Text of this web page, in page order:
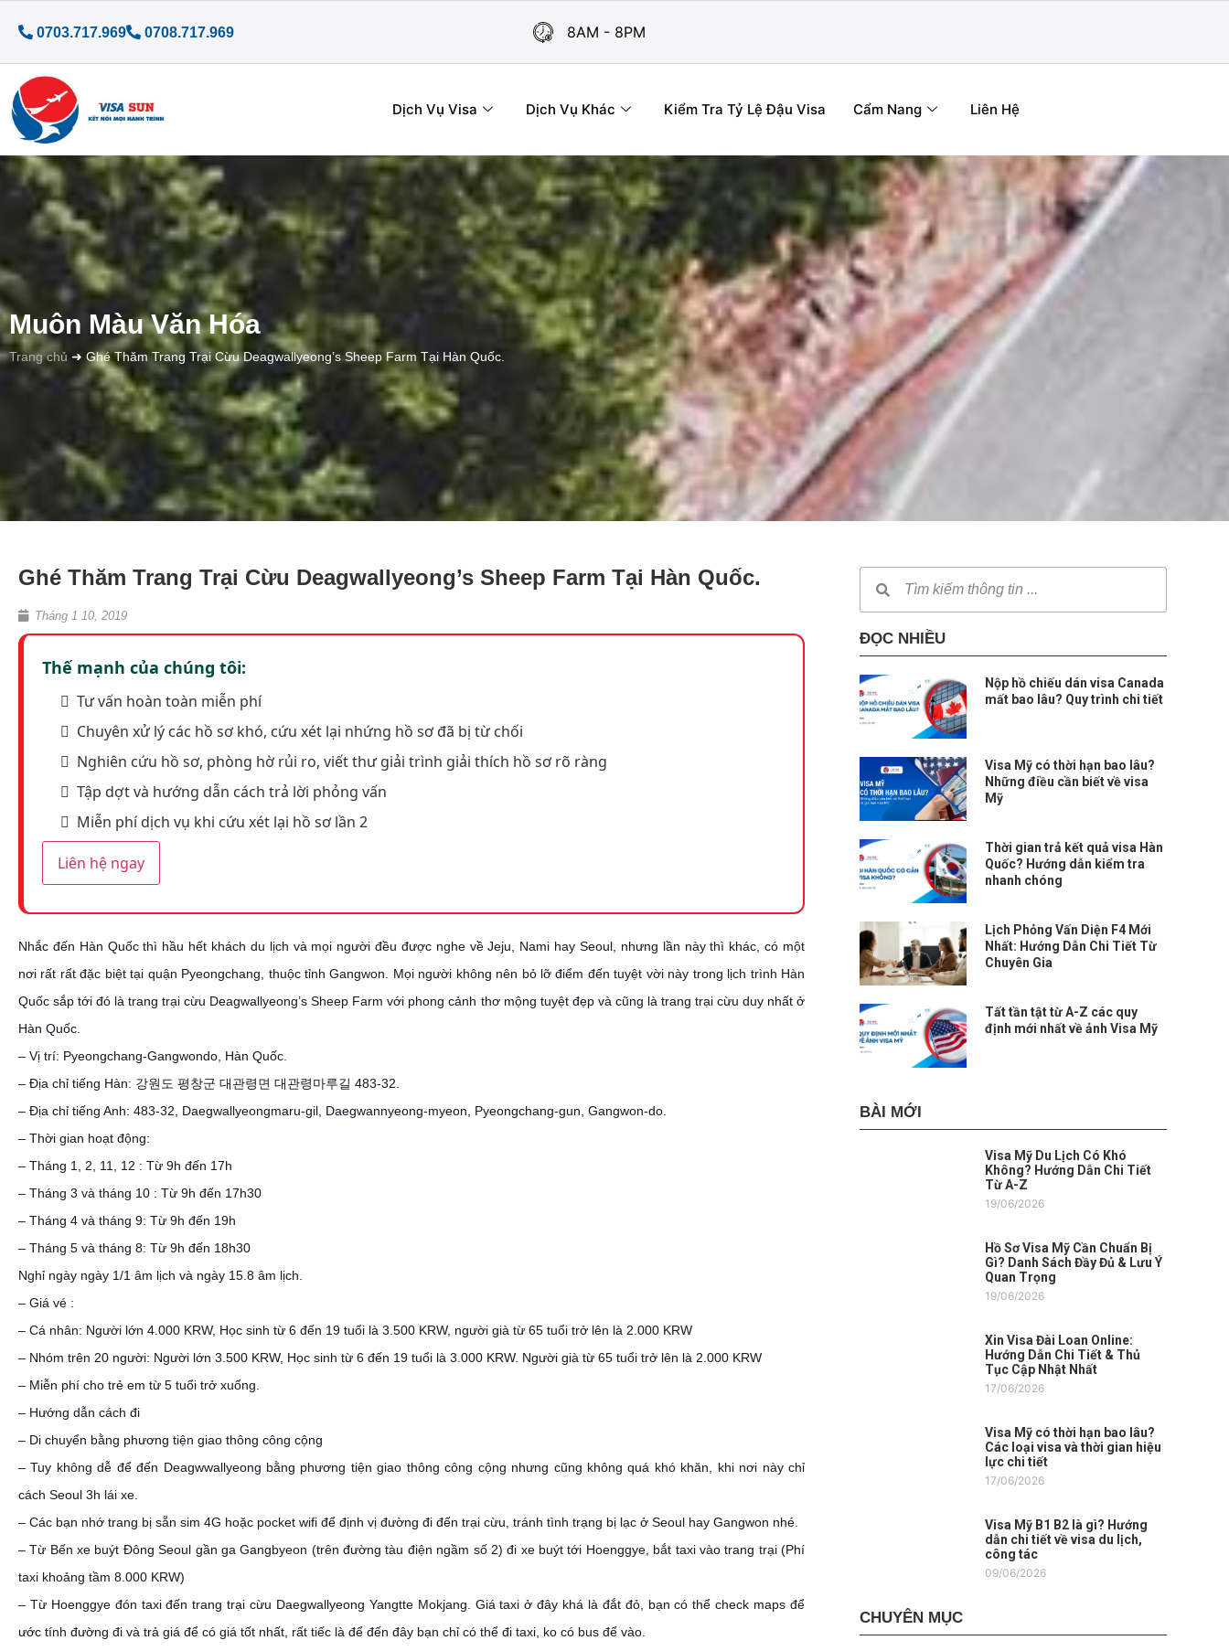
0703.717.969 0708.717.969 8AM - 8PM
Dịch Vụ Visa Dịch Vụ Khác Kiểm Tra Tỷ Lệ Đậu Visa Cẩm Nang Liên Hệ
Muôn Màu Văn Hóa
Trang chủ ➜ Ghé Thăm Trang Trại Cừu Deagwallyeong’s Sheep Farm Tại Hàn Quốc.
Ghé Thăm Trang Trại Cừu Deagwallyeong’s Sheep Farm Tại Hàn Quốc.
Tháng 1 10, 2019
Thế mạnh của chúng tôi:
Tư vấn hoàn toàn miễn phí
Chuyên xử lý các hồ sơ khó, cứu xét lại nhứng hồ sơ đã bị từ chối
Nghiên cứu hồ sơ, phòng hờ rủi ro, viết thư giải trình giải thích hồ sơ rõ ràng
Tập dợt và hướng dẫn cách trả lời phỏng vấn
Miễn phí dịch vụ khi cứu xét lại hồ sơ lần 2
Liên hệ ngay
Nhắc đến Hàn Quốc thì hầu hết khách du lịch và mọi người đều được nghe về Jeju, Nami hay Seoul, nhưng lần này thì khác, có một
nơi rất rất đặc biệt tại quận Pyeongchang, thuộc tỉnh Gangwon. Mọi người không nên bỏ lỡ điểm đến tuyệt vời này trong lịch trình Hàn
Quốc sắp tới đó là trang trại cừu Deagwallyeong’s Sheep Farm với phong cảnh thơ mộng tuyệt đẹp và cũng là trang trại cừu duy nhất ở
Hàn Quốc.
– Vị trí: Pyeongchang-Gangwondo, Hàn Quốc.
– Địa chỉ tiếng Hàn: 강원도 평창군 대관령면 대관령마루길 483-32.
– Địa chỉ tiếng Anh: 483-32, Daegwallyeongmaru-gil, Daegwannyeong-myeon, Pyeongchang-gun, Gangwon-do.
– Thời gian hoạt động:
– Tháng 1, 2, 11, 12 : Từ 9h đến 17h
– Tháng 3 và tháng 10 : Từ 9h đến 17h30
– Tháng 4 và tháng 9: Từ 9h đến 19h
– Tháng 5 và tháng 8: Từ 9h đến 18h30
Nghỉ ngày ngày 1/1 âm lịch và ngày 15.8 âm lịch.
– Giá vé :
– Cá nhân: Người lớn 4.000 KRW, Học sinh từ 6 đến 19 tuổi là 3.500 KRW, người già từ 65 tuổi trở lên là 2.000 KRW
– Nhóm trên 20 người: Người lớn 3.500 KRW, Học sinh từ 6 đến 19 tuổi là 3.000 KRW. Người già từ 65 tuổi trở lên là 2.000 KRW
– Miễn phí cho trẻ em từ 5 tuổi trở xuống.
– Hướng dẫn cách đi
– Di chuyển bằng phương tiện giao thông công cộng
– Tuy không dễ để đến Deagwwallyeong bằng phương tiện giao thông công cộng nhưng cũng không quá khó khăn, khi nơi này chỉ
cách Seoul 3h lái xe.
– Các bạn nhớ trang bị sẵn sim 4G hoặc pocket wifi để định vị đường đi đến trại cừu, tránh tình trạng bị lạc ở Seoul hay Gangwon nhé.
– Từ Bến xe buýt Đông Seoul gần ga Gangbyeon (trên đường tàu điện ngầm số 2) đi xe buýt tới Hoenggye, bắt taxi vào trang trại (Phí
taxi khoảng tầm 8.000 KRW)
– Từ Hoenggye đón taxi đến trang trại cừu Daegwallyeong Yangtte Mokjang. Giá taxi ở đây khá là đắt đỏ, bạn có thể check maps để
ước tính đường đi và trả giá để có giá tốt nhất, rất tiếc là để đến đây bạn chỉ có thể đi taxi, ko có bus để vào.
ĐỌC NHIỀU
Nộp hồ chiếu dán visa Canada
mất bao lâu? Quy trình chi tiết
Visa Mỹ có thời hạn bao lâu?
Những điều cần biết về visa
Mỹ
Thời gian trả kết quả visa Hàn
Quốc? Hướng dẫn kiểm tra
nhanh chóng
Lịch Phỏng Vấn Diện F4 Mới
Nhất: Hướng Dẫn Chi Tiết Từ
Chuyên Gia
Tất tần tật từ A-Z các quy
định mới nhất về ảnh Visa Mỹ
BÀI MỚI
Visa Mỹ Du Lịch Có Khó
Không? Hướng Dẫn Chi Tiết
Từ A-Z
19/06/2026
Hồ Sơ Visa Mỹ Cần Chuẩn Bị
Gì? Danh Sách Đầy Đủ & Lưu Ý
Quan Trọng
19/06/2026
Xin Visa Đài Loan Online:
Hướng Dẫn Chi Tiết & Thủ
Tục Cập Nhật Nhất
17/06/2026
Visa Mỹ có thời hạn bao lâu?
Các loại visa và thời gian hiệu
lực chi tiết
17/06/2026
Visa Mỹ B1 B2 là gì? Hướng
dẫn chi tiết về visa du lịch,
công tác
09/06/2026
CHUYÊN MỤC